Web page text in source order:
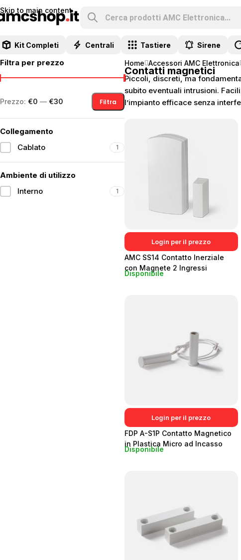
Skip to main content
Kit Completi Centrali Tastiere Sirene
Filtra per prezzo
Filtra
Prezzo: €0 — €30
Collegamento
Cablato
1
Ambiente di utilizzo
Interno
1
Home Accessori AMC Elettronica
Contatti magnetici
Piccoli, discreti, ma
subito eventuali intrusioni.
l’impianto efficace senza
Login per il prezzo
AMC SS14 Contatto Inerziale
con Magnete 2 Ingressi
Disponibile
Login per il prezzo
FDP A-S1P Contatto Magnetico
in Plastica Micro ad Incasso
IP65
Disponibile